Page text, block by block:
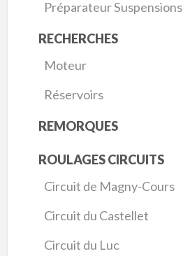
Préparateur Suspensions
RECHERCHES
Moteur
Réservoirs
REMORQUES
ROULAGES CIRCUITS
Circuit de Magny-Cours
Circuit du Castellet
Circuit du Luc